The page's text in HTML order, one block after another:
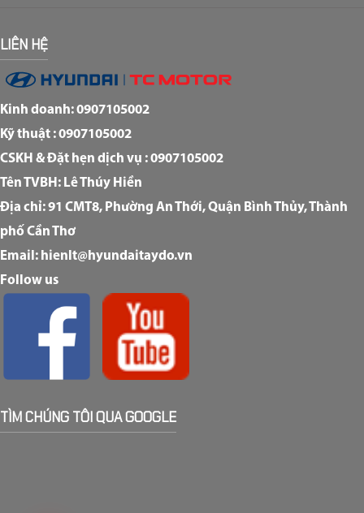
LIÊN HỆ
Kinh doanh: 0907105002
Kỹ thuật : 0907105002
CSKH & Đặt hẹn dịch vụ : 0907105002
Tên TVBH: Lê Thúy Hiền
Địa chỉ: 91 CMT8, Phường An Thới, Quận Bình Thủy, Thành
phố Cần Thơ
Email: hienlt@hyundaitaydo.vn
Follow us
TÌM CHÚNG TÔI QUA GOOGLE